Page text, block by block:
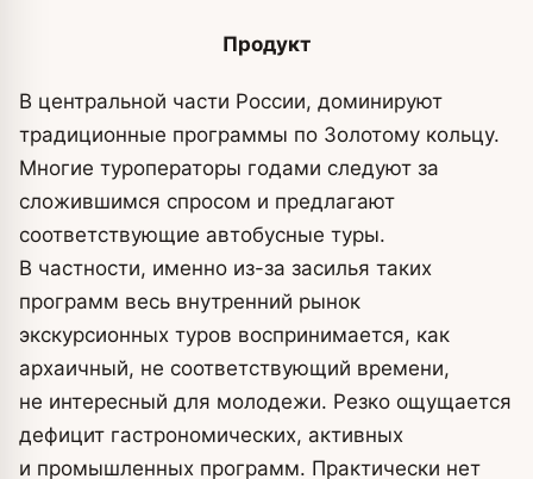
Продукт
В центральной части России, доминируют
традиционные программы по Золотому кольцу.
Многие туроператоры годами следуют за
сложившимся спросом и предлагают
соответствующие автобусные туры.
В частности, именно из-за засилья таких
программ весь внутренний рынок
экскурсионных туров воспринимается, как
архаичный, не соответствующий времени,
не интересный для молодежи. Резко ощущается
дефицит гастрономических, активных
и промышленных программ. Практически нет